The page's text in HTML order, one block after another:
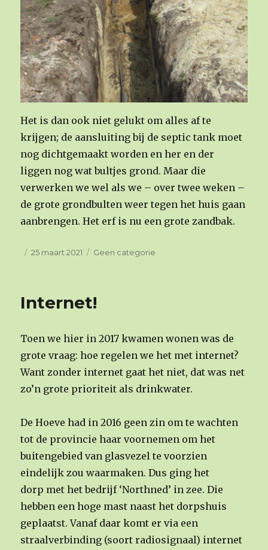
Het is dan ook niet gelukt om alles af te
krijgen; de aansluiting bij de septic tank moet
nog dichtgemaakt worden en her en der
liggen nog wat bultjes grond. Maar die
verwerken we wel als we – over twee weken –
de grote grondbulten weer tegen het huis gaan
aanbrengen. Het erf is nu een grote zandbak.
Geplaatst
25 maart 2021 Categorieën
Geen categorie
Internet!
Toen we hier in 2017 kwamen wonen was de
grote vraag: hoe regelen we het met internet?
Want zonder internet gaat het niet, dat was net
zo’n grote prioriteit als drinkwater.
De Hoeve had in 2016 geen zin om te wachten
tot de provincie haar voornemen om het
buitengebied van glasvezel te voorzien
eindelijk zou waarmaken. Dus ging het
dorp met het bedrijf ‘Northned’ in zee. Die
hebben een hoge mast naast het dorpshuis
geplaatst. Vanaf daar komt er via een
straalverbinding (soort radiosignaal) internet